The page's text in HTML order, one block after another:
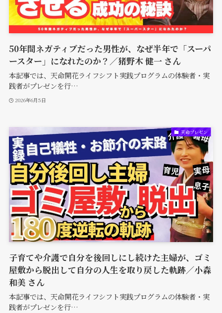
50年間ネガティブだった男性が、なぜ半年で「スーパ
ースター」になれたのか？／猪野木 健一 さん
本記事では、天命開花ライフシフト実践プログラムの体験者・実
践者がプレゼンを行…
2026年6月5日
天命プレゼン
子育てや介護で自分を後回しにし続けた主婦が、ゴミ
屋敷から脱出して自分の人生を取り戻した軌跡／小森
和美 さん
本記事では、天命開花ライフシフト実践プログラムの体験者・実
践者がプレゼンを行…